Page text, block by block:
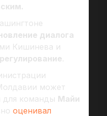
диалога
Кишинева и
.
может
для команды Майи
оценивал